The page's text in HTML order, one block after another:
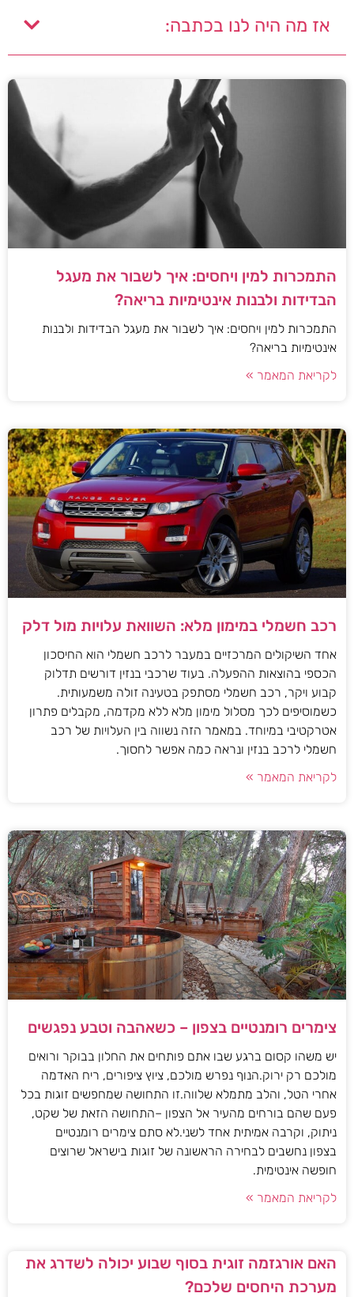
אז מה היה לנו בכתבה:
התמכרות למין ויחסים: איך לשבור את מעגל
הבדידות ולבנות אינטימיות בריאה?
התמכרות למין ויחסים: איך לשבור את מעגל הבדידות ולבנות
אינטימיות בריאה?
לקריאת המאמר »
רכב חשמלי במימון מלא: השוואת עלויות מול דלק
אחד השיקולים המרכזיים במעבר לרכב חשמלי הוא החיסכון
הכספי בהוצאות ההפעלה. בעוד שרכבי בנזין דורשים תדלוק
קבוע ויקר, רכב חשמלי מסתפק בטעינה זולה משמעותית.
כשמוסיפים לכך מסלול מימון מלא ללא מקדמה, מקבלים פתרון
אטרקטיבי במיוחד. במאמר הזה נשווה בין העלויות של רכב
חשמלי לרכב בנזין ונראה כמה אפשר לחסוך.
לקריאת המאמר »
צימרים רומנטיים בצפון – כשאהבה וטבע נפגשים
יש משהו קסום ברגע שבו אתם פותחים את החלון בבוקר ורואים
מולכם רק ירוק.הנוף נפרש מולכם, ציוץ ציפורים, ריח האדמה
אחרי הטל, והלב מתמלא שלווה.זו התחושה שמחפשים זוגות בכל
פעם שהם בורחים מהעיר אל הצפון –התחושה הזאת של שקט,
ניתוק, וקרבה אמיתית אחד לשני.לא סתם צימרים רומנטיים
בצפון נחשבים לבחירה הראשונה של זוגות בישראל שרוצים
חופשה אינטימית.
לקריאת המאמר »
האם אורגזמה זוגית בסוף שבוע יכולה לשדרג את
מערכת היחסים שלכם?